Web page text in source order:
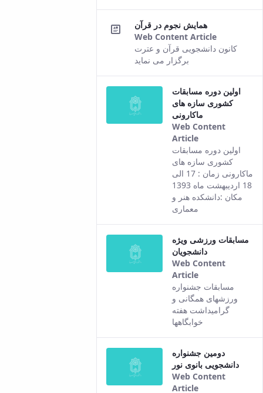
همایش نجوم در قرآن
Web Content Article
This
result
Persian
version of
content.
کانون دانشجویی قرآن و عترت
برگزار می نماید
اولین دوره مسابقات
کشوری سازه های
ماکارونی
Web Content
Article
This result
comes from
the Persian
version of this
content.
اولین دوره مسابقات
کشوری سازه های
ماکارونی زمان : 17 الی
18 اردیبهشت ماه 1393
مکان :دانشکده هنر و
معماری
مسابقات ورزشی ویژه
دانشجویان
Web Content
Article
This result
comes from
the Persian
version of this
مسابقات جشنواره
ورزشهای همگانی و
گرامیداشت هفته
خوابگاهها
دومین جشنواره
دانشجویی بانوی نور
Web Content
Article